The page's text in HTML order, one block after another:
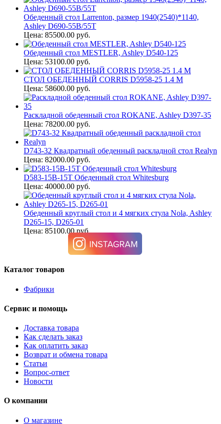
Обеденный стол Larrenton, размер 1940(2540)*1140,
Ashley D690-55B/55T
Цена: 85500.00 руб.
Обеденный стол MESTLER, Ashley D540-125
Цена: 53100.00 руб.
СТОЛ ОБЕДЕННЫЙ CORRIS D5958-25 1.4 M
Цена: 58600.00 руб.
Раскладной обеденный стол ROKANE, Ashley D397-35
Цена: 78200.00 руб.
D743-32 Квадратный обеденный раскладной стол Realyn
Цена: 82000.00 руб.
D583-15B-15T Обеденный стол Whitesburg
Цена: 40000.00 руб.
Обеденный круглый стол и 4 мягких стула Nola, Ashley
D265-15, D265-01
Цена: 85100.00 руб.
Каталог товаров
Фабрики
Сервис и помощь
Доставка товара
Как сделать заказ
Как оплатить заказ
Возврат и обмена товара
Статьи
Вопрос-ответ
Новости
О компании
О магазине